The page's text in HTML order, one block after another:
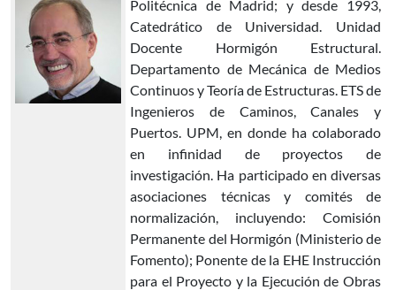
Politécnica de Madrid; y desde 1993,
Catedrático de Universidad. Unidad
Docente Hormigón Estructural.
Departamento de Mecánica de Medios
Continuos y Teoría de Estructuras. ETS de
Ingenieros de Caminos, Canales y
Puertos. UPM, en donde ha colaborado
en infinidad de proyectos de
investigación. Ha participado en diversas
asociaciones técnicas y comités de
normalización, incluyendo: Comisión
Permanente del Hormigón (Ministerio de
Fomento); Ponente de la EHE Instrucción
para el Proyecto y la Ejecución de Obras